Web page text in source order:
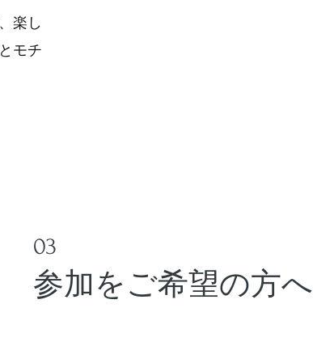
楽し
モチ
03
参加をご希望の方へ